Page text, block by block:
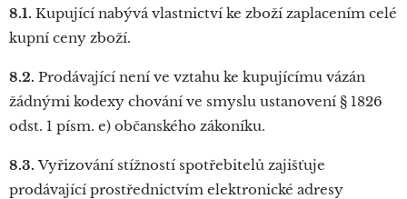
8.1. Kupující nabývá vlastnictví ke zboží zaplacením celé
kupní ceny zboží.
8.2. Prodávající není ve vztahu ke kupujícímu vázán
žádnými kodexy chování ve smyslu ustanovení § 1826
odst. 1 písm. e) občanského zákoníku.
8.3.Vyřizování stížností spotřebitelů zajišťuje
prodávající prostřednictvím elektronické adresy